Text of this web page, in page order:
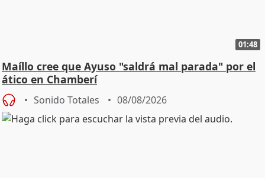
01:48
Maíllo cree que Ayuso "saldrá mal parada" por el
ático en Chamberí
Sonido Totales 08/08/2026